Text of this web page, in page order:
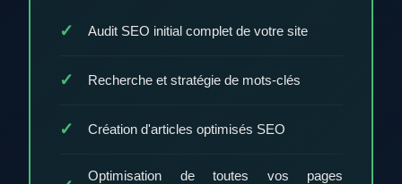
Audit SEO initial complet de votre site
Recherche et stratégie de mots-clés
Création d'articles optimisés SEO
Optimisation de toutes vos pages